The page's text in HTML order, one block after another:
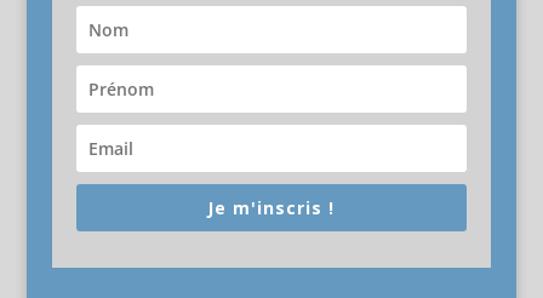
Je m'inscris !